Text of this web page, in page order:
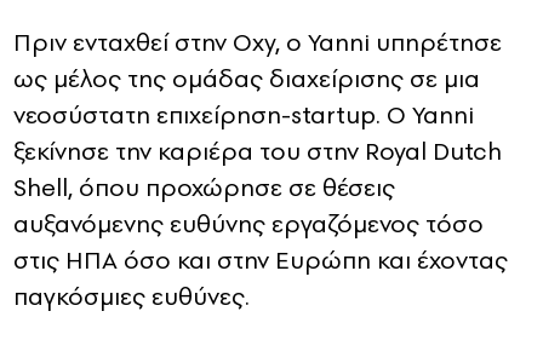
Πριν ενταχθεί στην Oxy, ο Yanni υπηρέτησε
ως μέλος της ομάδας διαχείρισης σε μια
νεοσύστατη επιχείρηση-startup. Ο Yanni
ξεκίνησε την καριέρα του στην Royal Dutch
Shell, όπου προχώρησε σε θέσεις
αυξανόμενης ευθύνης εργαζόμενος τόσο
στις ΗΠΑ όσο και στην Ευρώπη και έχοντας
παγκόσμιες ευθύνες.